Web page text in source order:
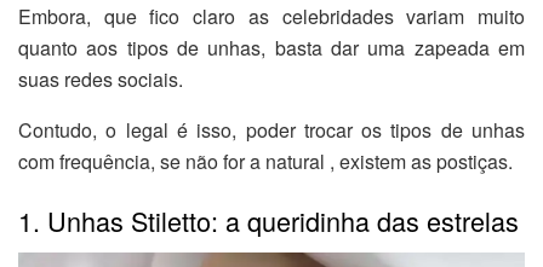
Embora, que fico claro as celebridades variam muito
quanto aos tipos de unhas, basta dar uma zapeada em
suas redes sociais.
Contudo, o legal é isso, poder trocar os tipos de unhas
com frequência, se não for a natural , existem as postiças.
1. Unhas Stiletto: a queridinha das estrelas